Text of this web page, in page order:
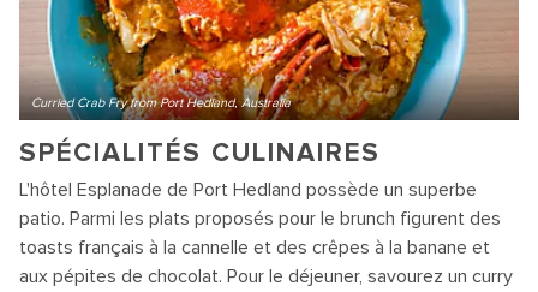
Curried Crab Fry from Port Hedland, Australia
SPÉCIALITÉS CULINAIRES
L'hôtel Esplanade de Port Hedland possède un superbe
patio. Parmi les plats proposés pour le brunch figurent des
toasts français à la cannelle et des crêpes à la banane et
aux pépites de chocolat. Pour le déjeuner, savourez un curry